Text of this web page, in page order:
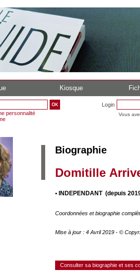
Kiosque
personnalité
Login
Vous
Biographie
Domitille
• INDEPENDANT (depuis
Coordonnées et biographie
Mise à jour : 4 Avril 2019 - ©
Consulter sa biographie et ses